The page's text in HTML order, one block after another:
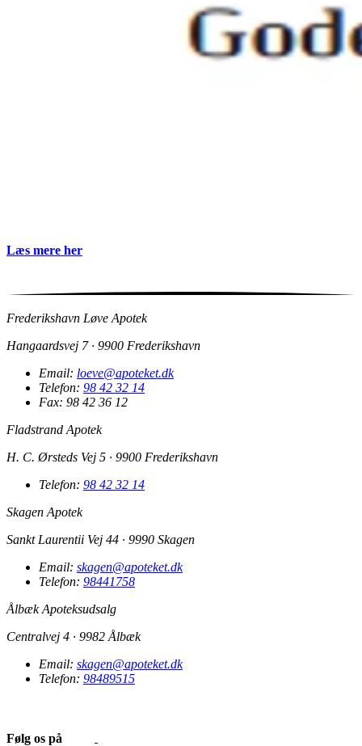
Læs mere her
Frederikshavn Løve Apotek
Hangaardsvej 7 · 9900 Frederikshavn
Email: loeve@apoteket.dk
Telefon: 98 42 32 14
Fax: 98 42 36 12
Fladstrand Apotek
H. C. Ørsteds Vej 5 · 9900 Frederikshavn
Telefon: 98 42 32 14
Skagen Apotek
Sankt Laurentii Vej 44 · 9990 Skagen
Email: skagen@apoteket.dk
Telefon: 98441758
Ålbæk Apoteksudsalg
Centralvej 4 · 9982 Ålbæk
Email: skagen@apoteket.dk
Telefon: 98489515
Følg os på